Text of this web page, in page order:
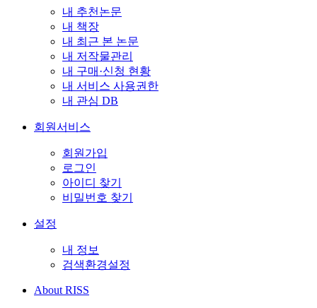
내 추천논문
내 책장
내 최근 본 논문
내 저작물관리
내 구매·신청 현황
내 서비스 사용권한
내 관심 DB
회원서비스
회원가입
로그인
아이디 찾기
비밀번호 찾기
설정
내 정보
검색환경설정
About RISS